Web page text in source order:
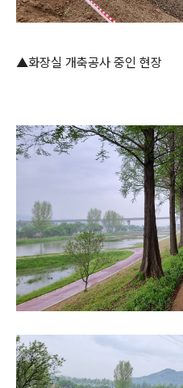
▲화장실 개축공사 중인 현장